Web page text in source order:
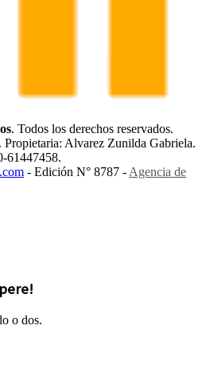
. Todos los derechos reservados.
Alvarez Zunilda Gabriela.
61447458.
- Edición N° 8787 -Agencia de
o dos.